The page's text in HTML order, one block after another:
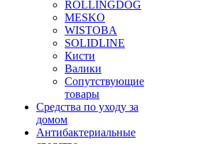
ROLLINGDOG
MESKO
WISTOBA
SOLIDLINE
Кисти
Валики
Сопутствующие
товары
Средства по уходу за
домом
Антибактериальные